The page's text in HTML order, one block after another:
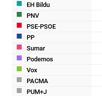
EH Bildu
PNV
PSE-PSOE
PP
Sumar
Podemos
Vox
PACMA
PUM+J